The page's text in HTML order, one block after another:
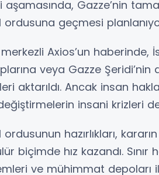
aşamasında, Gazze’nin
ordusuna geçmesi
merkezli Axios’un
veya Gazze
aktarıldı. Ancak insan
insani krizleri
ordusunun hazırlıkları,
biçimde hız kazandı.
ve mühimmat depoları